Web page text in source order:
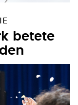
betete